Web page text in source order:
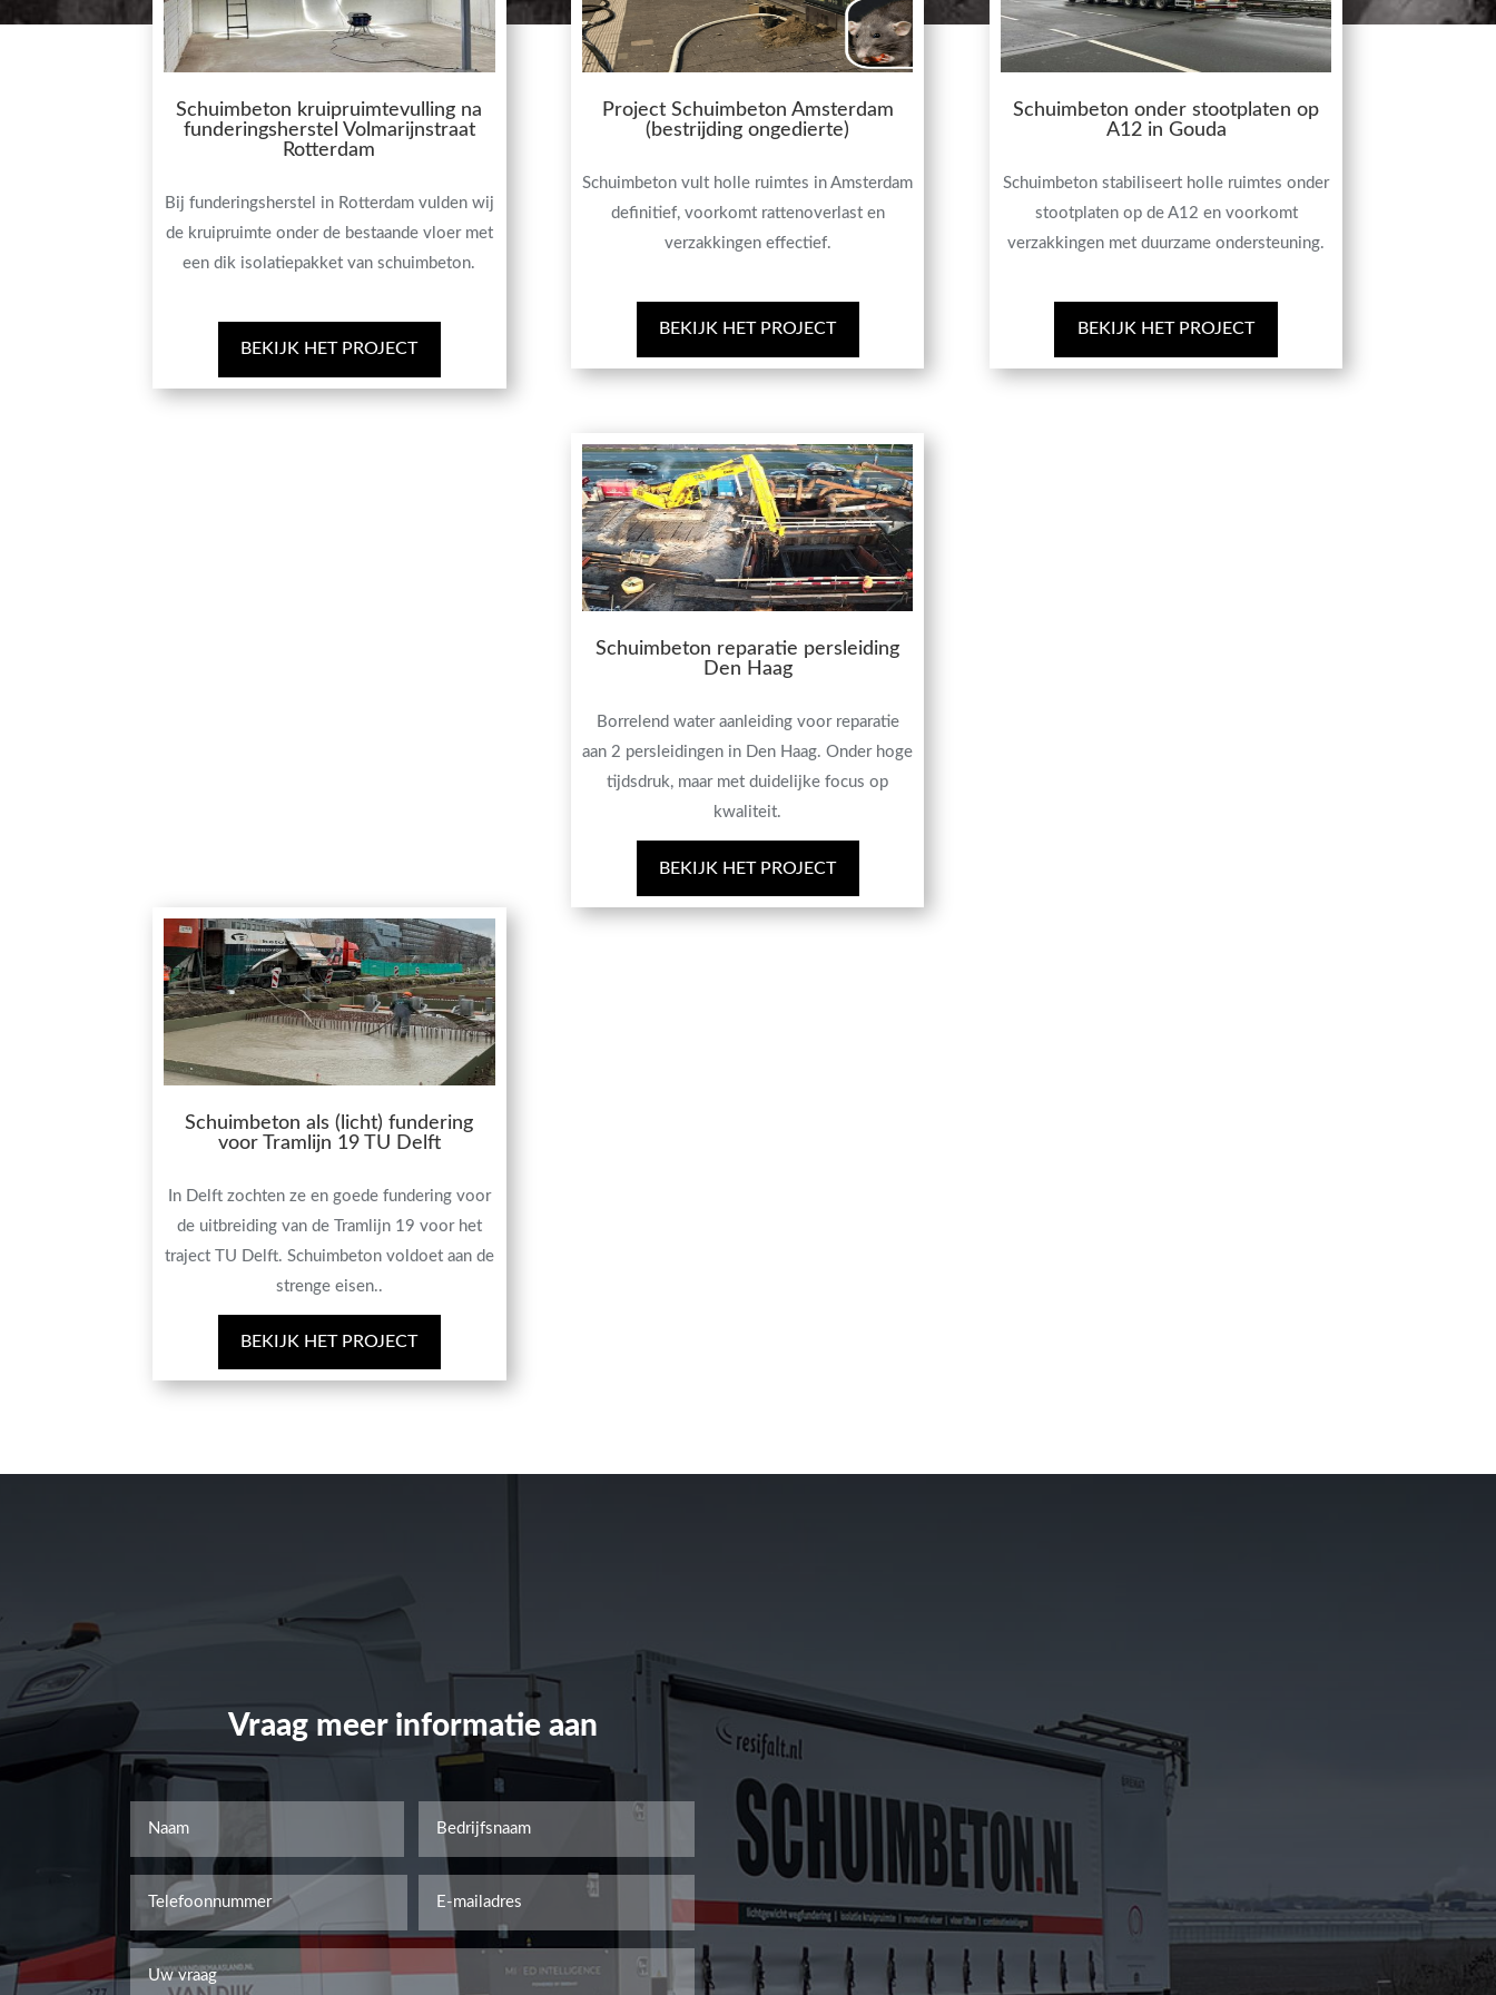
Schuimbeton kruipruimtevulling na
funderingsherstel Volmarijnstraat
Rotterdam
Bij funderingsherstel in Rotterdam vulden wij
de kruipruimte onder de bestaande vloer met
een dik isolatiepakket van schuimbeton.
BEKIJK HET PROJECT
Project Schuimbeton Amsterdam
(bestrijding ongedierte)
Schuimbeton vult holle ruimtes in Amsterdam
definitief, voorkomt rattenoverlast en
verzakkingen effectief.
BEKIJK HET PROJECT
Schuimbeton onder stootplaten op
A12 in Gouda
Schuimbeton stabiliseert holle ruimtes onder
stootplaten op de A12 en voorkomt
verzakkingen met duurzame ondersteuning.
BEKIJK HET PROJECT
Schuimbeton reparatie persleiding
Den Haag
Borrelend water aanleiding voor reparatie
aan 2 persleidingen in Den Haag. Onder hoge
tijdsdruk, maar met duidelijke focus op
kwaliteit.
BEKIJK HET PROJECT
Schuimbeton als (licht) fundering
voor Tramlijn 19 TU Delft
In Delft zochten ze en goede fundering voor
de uitbreiding van de Tramlijn 19 voor het
traject TU Delft. Schuimbeton voldoet aan de
strenge eisen..
BEKIJK HET PROJECT
Vraag meer informatie aan
Voornaam
Telefoon
Uw
vraag